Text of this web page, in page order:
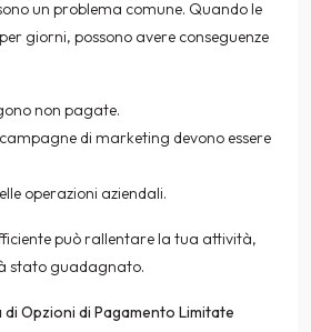
un problema comune. Quando le
giorni, possono avere conseguenze
non pagate.
di marketing devono essere
operazioni aziendali.
può rallentare la tua attività,
stato guadagnato.
di Opzioni di Pagamento Limitate